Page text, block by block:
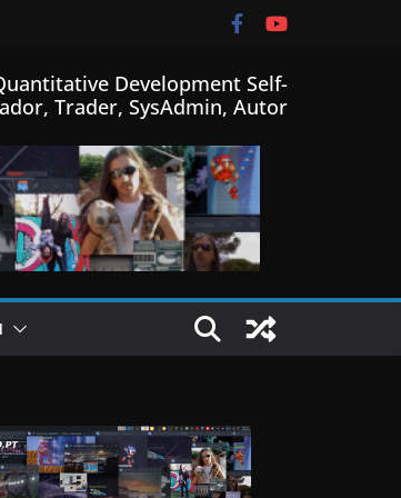
Development Self-
Trader, SysAdmin, Autor